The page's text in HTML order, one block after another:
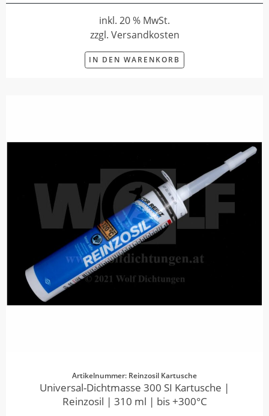
inkl. 20 % MwSt.
zzgl. Versandkosten
IN DEN WARENKORB
Artikelnummer: Reinzosil Kartusche
Universal-Dichtmasse 300 SI Kartusche |
Reinzosil | 310 ml | bis +300°C